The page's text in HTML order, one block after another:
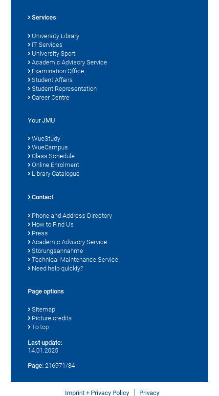
Services
University Library
IT Services
University Sport
Academic Advisory Service
Examination Office
Student Affairs
Student Representation
Career Centre
Your JMU
WueStudy
WueCampus
Class Schedule
Online Enrolment
Library Catalogue
Contact
Phone and Address Directory
How to Find Us
Press
Academic Advisory Service
Störungsannahme
Technical Maintenance Service
Need help quickly?
Page options
Sitemap
Picture credits
To top
Last update:
14.01.2025
Page: 216971/84
Imprint + Privacy Policy Privacy